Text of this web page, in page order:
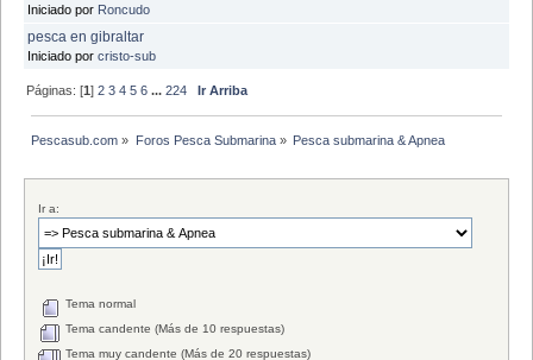
Iniciado por Roncudo
pesca en gibraltar
Iniciado por cristo-sub
Páginas: [1]2 3 4 5 6 ...224 Ir Arriba
Pescasub.com » Foros Pesca Submarina» Pesca submarina & Apnea
Ir a:
Tema normal
Tema candente (Más de 10 respuestas)
Tema muy candente (Más de 20 respuestas)